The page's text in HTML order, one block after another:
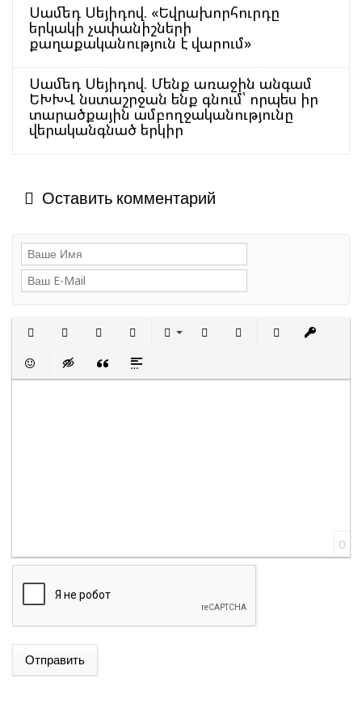
Սամեդ Սեյիդով. «Եվրախորհուրդը
երկակի չափանիշների
քաղաքականություն է վարում»
Սամեդ Սեյիդով. Մենք առաջին անգամ
ԵԽԽՎ նստաշրջան ենք գնում՝ որպես իր
տարածքային ամբողջականությունը
վերականգնած երկիր
Оставить комментарий
Полужирный
Вставить смайлик
Вставка скрытого текста
Вставка цитаты
Вставка спойлера
0
Отправить
ԱԴՐԲԵՋԱՆԻ ԱԳ ՆԱԽԱՐԱՐ ՋԵՅՀՈՒՆ ԲԱՅՐԱՄՈՎԸ